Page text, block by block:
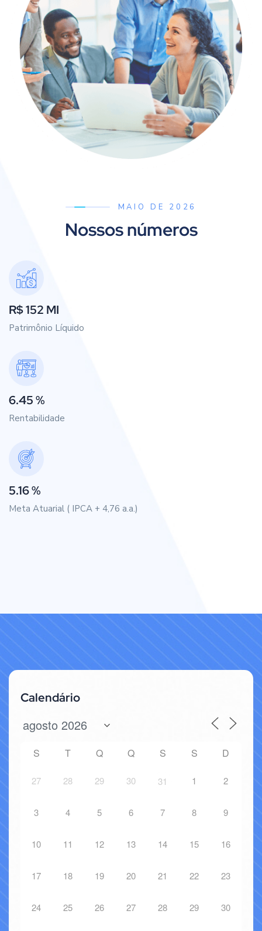
MAIO DE 2026
Nossos números
R$ 152 MI
Patrimônio Líquido
6.45 %
Rentabilidade
5.16 %
Meta Atuarial ( IPCA + 4,76 a.a.)
Calendário
S T Q Q S S D
27 28 29 30 31 1 2
3 4 5 6 7 8 9
10 11 12 13 14 15 16
17 18 19 20 21 22 23
24 25 26 27 28 29 30